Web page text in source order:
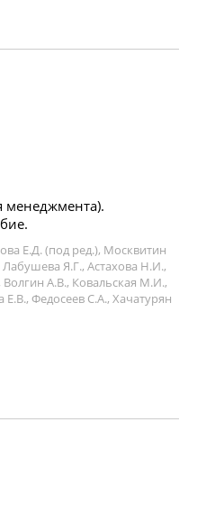
менеджмента).
Е.Д. (под ред.), Москвитин
Я.Г., Астахова Н.И.,
А.В., Ковальская М.И.,
Федосеев С.А., Хачатурян